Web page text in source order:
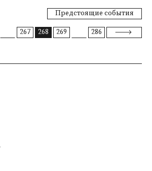
Предстоящие события
267 268 269 286